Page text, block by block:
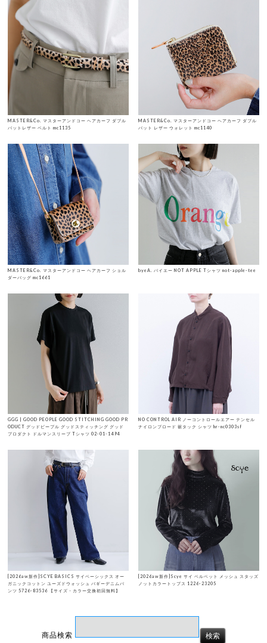
MASTER&Co. マスターアンドコー ヘアカーフ ダブル
バットレザー ベルト mc1135
MASTER&Co. マスターアンドコー ヘアカーフ ダブル
バット レザー ウォレット mc1140
MASTER&Co. マスターアンドコー ヘアカーフ ショル
ダーバッグ mc1661
byeA. バイエー NOT APPLE Tシャツ not-apple-tee
GGG | GOOD PEOPLE GOOD STITCHING GOOD PR
ODUCT グッドピープル グッドスティッチング グッド
プロダクト ドルマンスリーブ Tシャツ 02-01-1494
NO CONTROL AIR ノーコントロールエアー テンセル
ナイロンブロード 裾タック シャツ hr-nc0303sf
[2026aw新作]SCYE BASICS サイベーシックス オー
ガニックコットン ユーズドウォッシュ バギーデニムパ
ンツ 5726-83536 【サイズ・カラー交換初回無料】
[2026aw新作]Scye サイ ベルベット メッシュ スタッズ
ノットカラートップス 1226-23205
商品検索